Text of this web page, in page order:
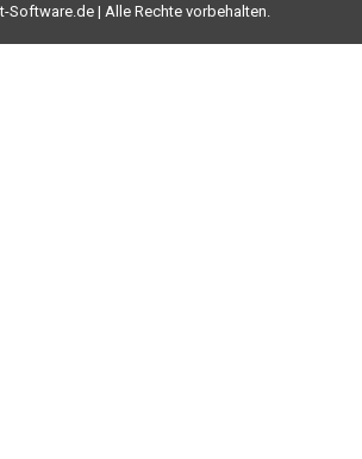
Software.de | Alle Rechte vorbehalten.